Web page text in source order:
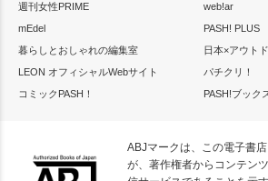
週刊女性PRIME
web!ar
mEdel
PASH! PLUS
暮らしとおしゃれの編集室
日本×アウト
LEON オフィシャルWebサイト
パチクリ！
コミックPASH！
PASH!ブック
ABJマークは、この電子書
が、著作権者からコンテン